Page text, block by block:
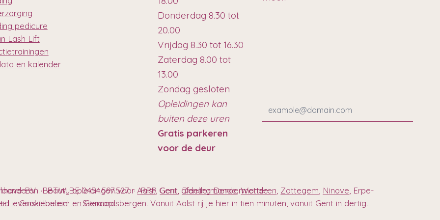
Donderdag 8.30 tot
20.00
Vrijdag 8.30 tot 16.30
Zaterdag 8.00 tot
13.00
Zondag gesloten
Opleidingen kan
buiten deze uren
Gratis parkeren
voor de deur
pedicure
Lash Lift
en kalender
BV · BTW BE 0454.597.527 · RPR Gent, afdeling Dendermonde
CookiebeleidSitemap
Beauty opleidingen voorAalst,Gent ,Dendermonde,Wetteren Zottegem Ninove , Erpe-
Lievens-Houtem en Geraardsbergen. Vanuit Aalst rij je hier in tien minuten, vanuit Gent in dertig.